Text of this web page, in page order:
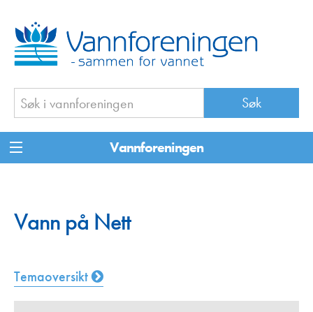
Vannforeningen
Vann på Nett
Temaoversikt